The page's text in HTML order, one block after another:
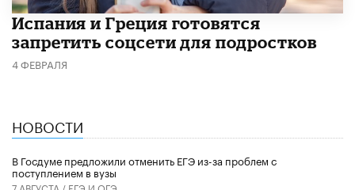
Испания и Греция готовятся
запретить соцсети для подростков
4 ФЕВРАЛЯ
НОВОСТИ
В Госдуме предложили отменить ЕГЭ из-за проблем с
поступлением в вузы